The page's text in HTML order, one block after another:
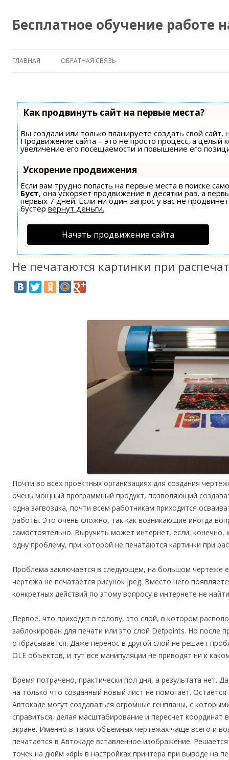
Бесплатное обучение работе
ГЛАВНАЯ ОБРАТНАЯ СВЯЗЬ
Как продвинуть сайт на первые места?
Вы создали или только планируете создать свой сайт,
Продвижение сайта – это не просто процесс, а целый
увеличение его посещаемости и повышение его
Ускорение продвижения
Если вам трудно попасть на первые места в поиске
Буст, она ускоряет продвижение в десятки раз, а
первых 7 дней. Если ни один запрос у вас не
бустер вернут деньги.
Начать продвижение сайта
Не печатаются картинки при
Почти во всех проектных организациях для создания
очень мощный программный продукт, позволяющий
одна загвоздка, почти всем работникам приходится
работы. Это очень сложно, так как возникающие иногда
самостоятельно. Выручить может интернет, если, конечно,
одну проблему, при которой не печатаются картинки при
Проблема заключается в следующем, на большом чертеже
чертежа не печатается рисунок jpeg. Вместо него
конкретных действий по этому вопросу в интернете не
Первое, что приходит в голову, это слой, в котором
заблокирован для печати или это слой Defpoints. Но после
отбрасывается. Даже перенос в другой слой не решает
OLE объектов, и тут все манипуляции не приводят ни к
Время потрачено, практически пол дня, а результата нет.
на только что созданный новый лист не помогает.
Автокаде могут создаваться огромные генпланы, с
справиться, делая масштабирование и пересчет
экране. Именно в таких объемных чертежах чаще всего и
печатается в Автокаде вставленное изображение.
точек на дюйм «dpi» в настройках принтера при выводе на